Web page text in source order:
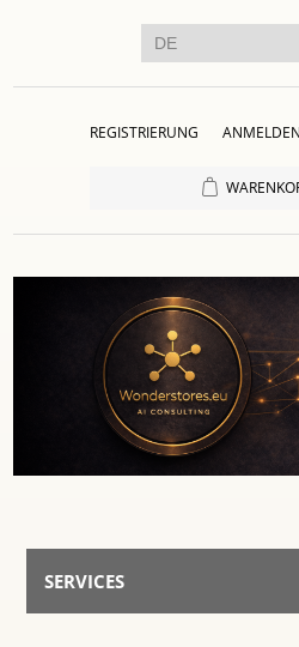
REGISTRIERUNG ANMELDEN
SERVICES